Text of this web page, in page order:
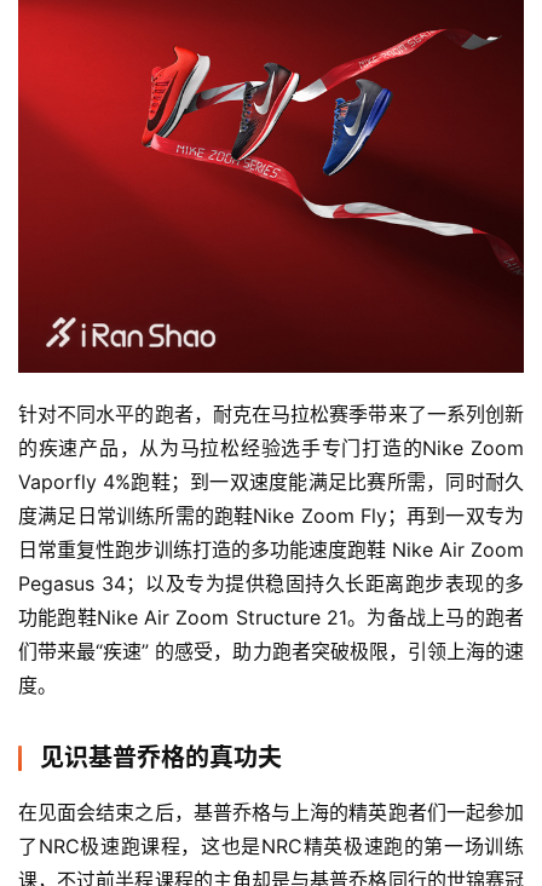
观
视
频
用
户
精
选
运
动
针对不同水平的跑者，耐克在马拉松赛季带来了一系列创新
的疾速产品，从为马拉松经验选手专门打造的Nike Zoom
Vaporfly 4%跑鞋；到一双速度能满足比赛所需，同时耐久
度满足日常训练所需的跑鞋Nike Zoom Fly；再到一双专为
日常重复性跑步训练打造的多功能速度跑鞋 Nike Air Zoom
Pegasus 34；以及专为提供稳固持久长距离跑步表现的多
功能跑鞋Nike Air Zoom Structure 21。为备战上马的跑者
们带来最“疾速” 的感受，助力跑者突破极限，引领上海的速
度。
见识基普乔格的真功夫
在见面会结束之后，基普乔格与上海的精英跑者们一起参加
了NRC极速跑课程，这也是NRC精英极速跑的第一场训练
课，不过前半程课程的主角却是与基普乔格同行的世锦赛冠